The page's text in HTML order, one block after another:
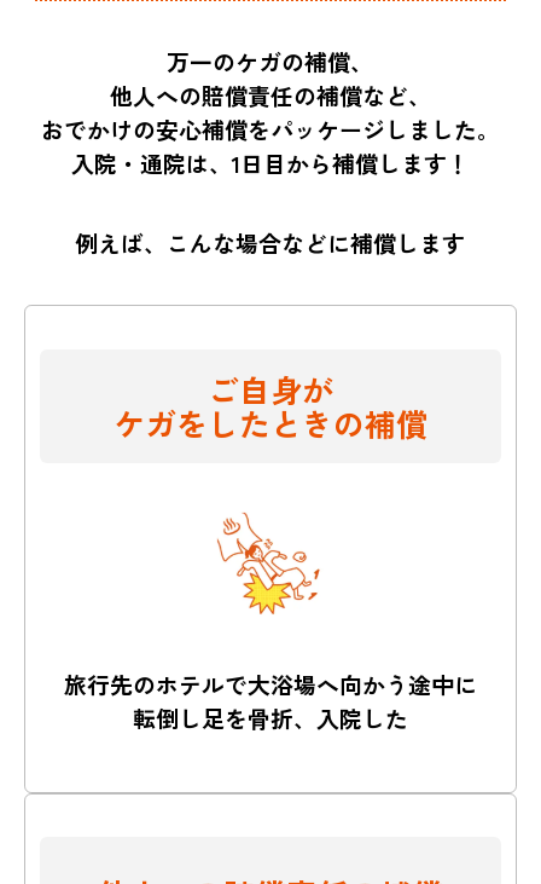
万一のケガの補償、
他人への賠償責任の補償など、
おでかけの安心補償をパッケージしました。
入院・通院は、1日目から補償します！
例えば、こんな場合などに補償します
ご自身が
ケガをしたときの補償
旅行先のホテルで大浴場へ向かう途中に
転倒し足を骨折、入院した